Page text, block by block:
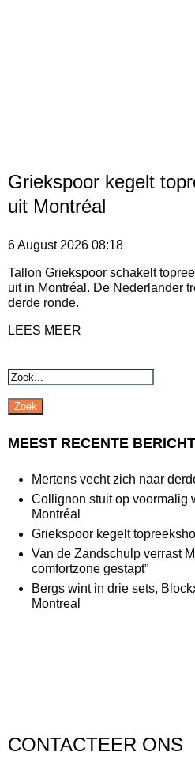
Griekspoor kegelt
uit Montréal
6 August 2026 08:18
Tallon Griekspoor schakelt
uit in Montréal. De Nederlander
derde ronde.
LEES MEER
Zoek
MEEST RECENTE
Mertens vecht zich naar
Collignon stuit op voormalig
Montréal
Griekspoor kegelt
Van de Zandschulp verrast
comfortzone gestapt”
Bergs wint in drie sets,
Montreal
CONTACTEER ONS